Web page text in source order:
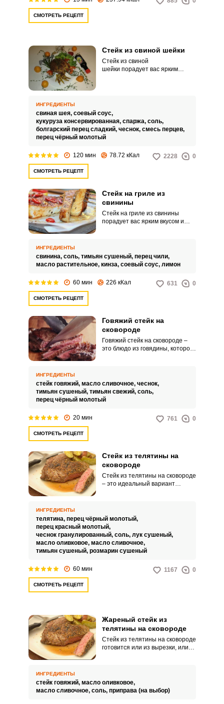
СМОТРЕТЬ РЕЦЕПТ
Стейк из свиной шейки
Стейк из свиной
шейки порадует вас ярким
или праздничного ужина.
ИНГРЕДИЕНТЫ
свиная шея, соевый соус,
кукуруза консервированная, спаржа, соль,
болгарский перец сладкий, чеснок, смесь перцев,
перец чёрный молотый
120 мин 78.72 кКал 2228 0
СМОТРЕТЬ РЕЦЕПТ
Стейк на гриле из
свинины
Стейк на гриле из свинины
порадует вас ярким вкусом и
подойдет для домашнего стола,
а также для праздничного
ужина.
ИНГРЕДИЕНТЫ
свинина, соль, тимьян сушеный, перец чили,
масло растительное, кинза, соевый соус, лимон
60 мин 226 кКал 631 0
СМОТРЕТЬ РЕЦЕПТ
Говяжий стейк на
сковороде
Говяжий стейк на сковороде –
это блюдо из говядины, которое
любой степени прожарки, от
сырого до хорошо
прожаренного.
ИНГРЕДИЕНТЫ
стейк говяжий, масло сливочное, чеснок,
тимьян сушеный, тимьян свежий, соль,
перец чёрный молотый
20 мин 761 0
СМОТРЕТЬ РЕЦЕПТ
Стейк из телятины на
сковороде
Стейк из телятины на сковороде
– это идеальный вариант
просто, но требует предельной
внимательности, чтобы не
пересушить мясо.
ИНГРЕДИЕНТЫ
телятина, перец чёрный молотый,
перец красный молотый,
чеснок гранулированный, соль, лук сушеный,
масло оливковое, масло сливочное,
тимьян сушеный, розмарин сушеный
60 мин 1167 0
СМОТРЕТЬ РЕЦЕПТ
Жареный стейк из
телятины на сковороде
Стейк из телятины на сковороде
готовится или из вырезки, или
толщиной не менее 3 см.
Сковорода для жарки берется
чугунная или гриль.
ИНГРЕДИЕНТЫ
стейк говяжий, масло оливковое,
масло сливочное, соль, приправа (на выбор)
Запомнить меня
ВХОД
ЕЩЕ НЕ ЗАРЕГИСТРИРОВАННЫ?
Забыли пароль?